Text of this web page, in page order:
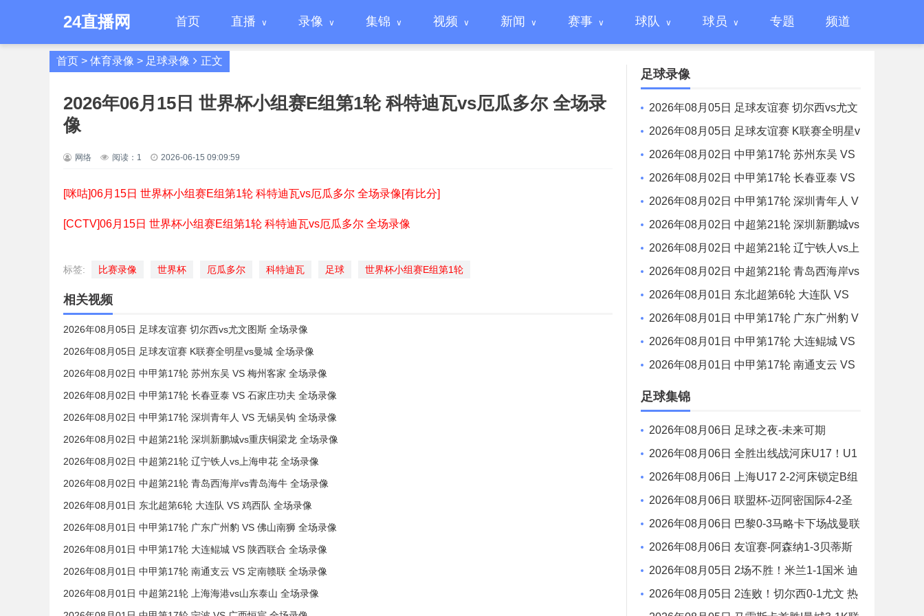
24直播网 首页 直播 录像 集锦 视频 新闻 赛事 球队 球员 专题 频道
首页 > 体育录像 > 足球录像 正文
2026年06月15日 世界杯小组赛E组第1轮 科特迪瓦vs厄瓜多尔 全场录
像
网络 阅读： 1 2026-06-15 09:09:59
[咪咕]06月15日 世界杯小组赛E组第1轮 科特迪瓦vs厄瓜多尔 全场录像[有比分]
[CCTV]06月15日 世界杯小组赛E组第1轮 科特迪瓦vs厄瓜多尔 全场录像
标签: 比赛录像 世界杯 厄瓜多尔 科特迪瓦 足球 世界杯小组赛E组第1轮
相关视频
2026年08月05日 足球友谊赛 切尔西vs尤文图斯 全场录像
2026年08月05日 足球友谊赛 K联赛全明星vs曼城 全场录像
2026年08月02日 中甲第17轮 苏州东吴 VS 梅州客家 全场录像
2026年08月02日 中甲第17轮 长春亚泰 VS 石家庄功夫 全场录像
2026年08月02日 中甲第17轮 深圳青年人 VS 无锡吴钩 全场录像
2026年08月02日 中超第21轮 深圳新鹏城vs重庆铜梁龙 全场录像
2026年08月02日 中超第21轮 辽宁铁人vs上海申花 全场录像
2026年08月02日 中超第21轮 青岛西海岸vs青岛海牛 全场录像
2026年08月01日 东北超第6轮 大连队 VS 鸡西队 全场录像
2026年08月01日 中甲第17轮 广东广州豹 VS 佛山南狮 全场录像
2026年08月01日 中甲第17轮 大连鲲城 VS 陕西联合 全场录像
2026年08月01日 中甲第17轮 南通支云 VS 定南赣联 全场录像
2026年08月01日 中超第21轮 上海海港vs山东泰山 全场录像
足球录像
2026年08月05日 足球友谊赛 切尔西vs尤文
图斯 全场录像
2026年08月05日 足球友谊赛 K联赛全明星v
s曼城 全场录像
2026年08月02日 中甲第17轮 苏州东吴 VS
梅州客家 全场录像
2026年08月02日 中甲第17轮 长春亚泰 VS
石家庄功夫 全场录像
2026年08月02日 中甲第17轮 深圳青年人 V
S 无锡吴钩 全场录像
2026年08月02日 中超第21轮 深圳新鹏城vs
重庆铜梁龙 全场录像
2026年08月02日 中超第21轮 辽宁铁人vs上
海申花 全场录像
2026年08月02日 中超第21轮 青岛西海岸vs
青岛海牛 全场录像
2026年08月01日 东北超第6轮 大连队 VS
鸡西队 全场录像
2026年08月01日 中甲第17轮 广东广州豹 V
S 佛山南狮 全场录像
2026年08月01日 中甲第17轮 大连鲲城 VS
陕西联合 全场录像
2026年08月01日 中甲第17轮 南通支云 VS
定南赣联 全场录像
足球集锦
2026年08月06日 足球之夜-未来可期
2026年08月06日 全胜出线战河床U17！U1
7国足2-1十人药厂U17 赵松源登场1分钟传射
2026年08月06日 上海U17 2-2河床锁定B组
第1 吕孟洋点射阿布力米破门 将战A组第2
2026年08月06日 联盟杯-迈阿密国际4-2圣
路易斯 梅西2射1传 阿伦助攻戴帽
2026年08月06日 巴黎0-3马略卡下场战曼联
巴黎全场控球近6成+8射3正未果
2026年08月06日 友谊赛-阿森纳1-3贝蒂斯
因卡皮耶破门难救主 福纳尔斯1射2传
2026年08月05日 2场不胜！米兰1-1国米 迪
马尔科破门 恩昆库造点+点射拉莫斯登场
2026年08月05日 2连败！切尔西0-1尤文 热